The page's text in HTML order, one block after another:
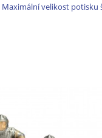
Maximální velikost potisku